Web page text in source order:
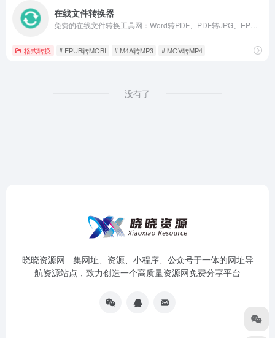
在线文件转换器
格式转换 # EPUB转MOBI # M4A转MP3 # MOV转MP4
没有了
晓晓资源网 - 集网址、资源、小程序、公众号于一体的网址导
航资源站点，致力创造一个高质量资源网免费分享平台